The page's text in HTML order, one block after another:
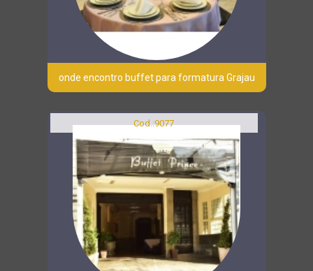
onde encontro buffet para formatura Grajau
Cod.:9077